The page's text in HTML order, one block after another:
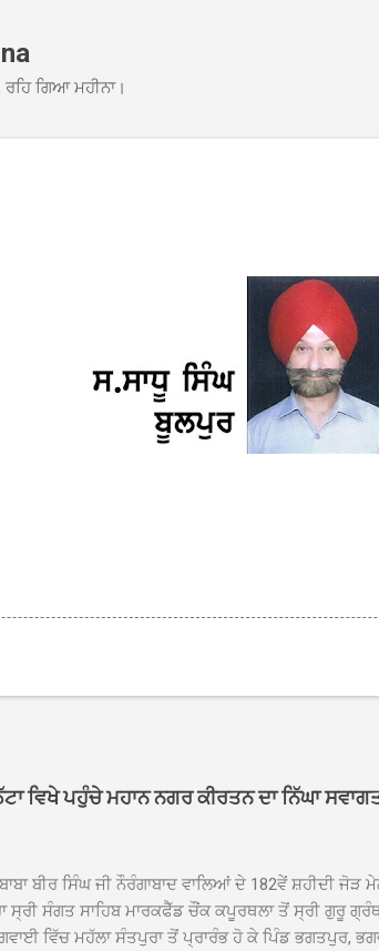
ਗਿਆ ਮਹੀਨਾ।
ਵਿਖੇ ਪਹੁੰਚੇ ਮਹਾਨ ਨਗਰ ਕੀਰਤਨ ਦਾ ਨਿੱਘਾ
ਬੀਰ ਸਿੰਘ ਜੀ ਨੌਰੰਗਾਬਾਦ ਵਾਲਿਆਂ ਦੇ 182ਵੇਂ ਸ਼ਹੀਦੀ
ਸੰਗਤ ਸਾਹਿਬ ਮਾਰਕਫੈੱਡ ਚੌਂਕ ਕਪੂਰਥਲਾ ਤੋਂ ਸ੍ਰੀ ਗੁਰੂ
ਵਿੱਚ ਮਹੱਲਾ ਸੰਤਪੁਰਾ ਤੋਂ ਪ੍ਰਾਰੰਭ ਹੋ ਕੇ ਪਿੰਡ ਭਗਤਪੁਰ,